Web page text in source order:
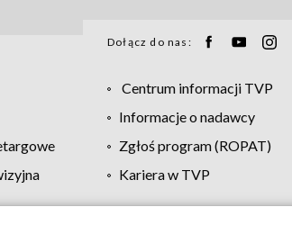
Dołącz do nas:
Centrum informacji TVP
Informacje o nadawcy
Zgłoś program (ROPAT)
Kariera w TVP